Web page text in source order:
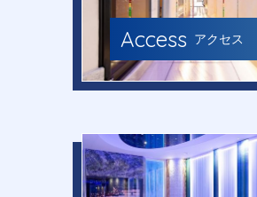
Access アクセス